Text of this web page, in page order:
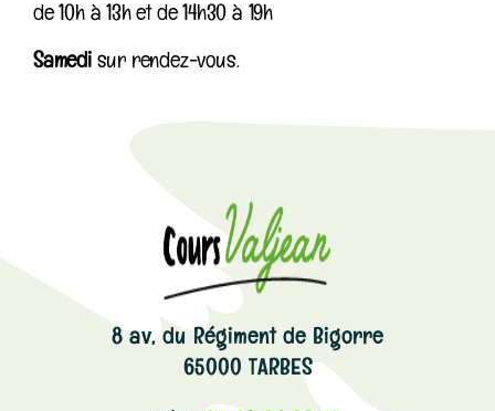
de 10h à 13h et de 14h30 à 19h
Samedisur rendez-vous.
8 av, du Régiment de Bigorre
65000 TARBES